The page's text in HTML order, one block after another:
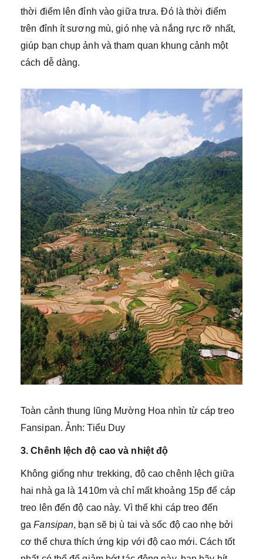
thời điểm lên đỉnh vào giữa trưa. Đó là thời điểm
trên đỉnh ít sương mù, gió nhẹ và nắng rực rỡ nhất,
giúp bạn chụp ảnh và tham quan khung cảnh một
cách dễ dàng.
Toàn cảnh thung lũng Mường Hoa nhìn từ cáp treo
Fansipan. Ảnh: Tiểu Duy
3. Chênh lệch độ cao và nhiệt độ
Không giống như trekking, độ cao chênh lệch giữa
hai nhà ga là 1410m và chỉ mất khoảng 15p để cáp
treo lên đến độ cao này. Vì thế khi cáp treo đến
ga Fansipan, bạn sẽ bị ù tai và sốc độ cao nhẹ bởi
cơ thể chưa thích ứng kịp với độ cao mới. Cách tốt